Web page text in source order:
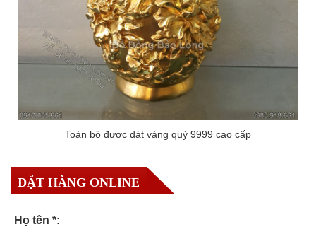
Toàn bộ được dát vàng quỳ 9999 cao cấp
ĐẶT HÀNG ONLINE
Họ tên *: